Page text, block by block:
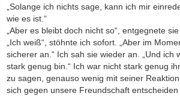
„Solange ich nichts sage, kann ich mir
wie es ist.“
„Aber es bleibt doch nicht so“, entgegnete
„Ich weiß“, stöhnte ich sofort. „Aber im
sicherer an.“ Ich sah sie wieder an. „Und ich
stark genug bin.“ Ich war nicht stark genug
zu sagen, genauso wenig mit seiner
sich gegen unsere Freundschaft entscheiden